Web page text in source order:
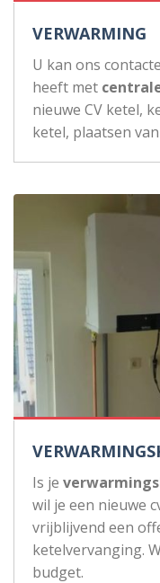
VERWARMING
U kan ons
heeft met
nieuwe CV ketel,
ketel, plaatsen
Is je
wil je een nieuwe
vrijblijvend een
ketelvervanging.
budget.